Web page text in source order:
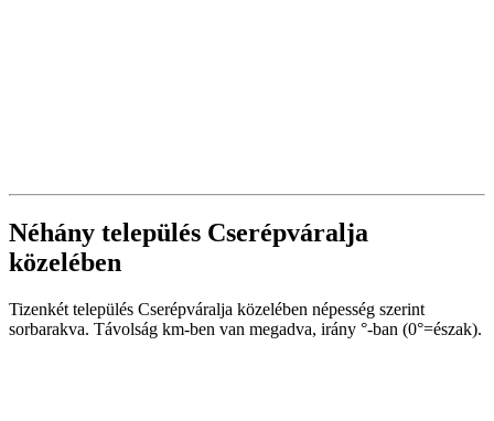
Néhány település Cserépváralja
közelében
Tizenkét település Cserépváralja közelében népesség szerint
sorbarakva. Távolság km-ben van megadva, irány °-ban (0°=észak).